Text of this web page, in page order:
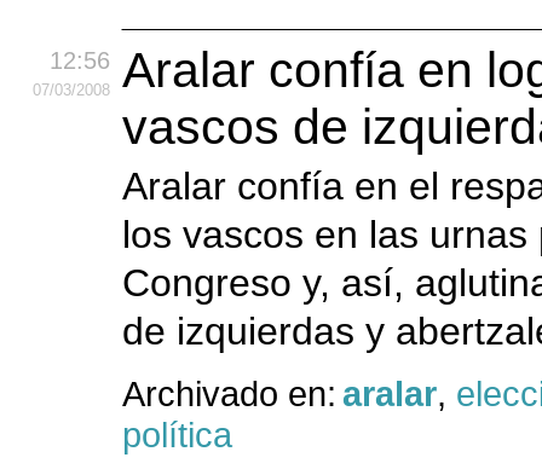
12:56
07/03/2008
Aralar confía en
vascos de
Aralar confía en el
los vascos en las
Congreso y, así,
de izquierdas y
Archivado en: aralar,
política